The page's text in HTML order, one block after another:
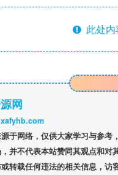
此处
网
于网络，仅供大家学习与参考
并不代表本站赞同其观点和对
转载任何违法的相关信息，访